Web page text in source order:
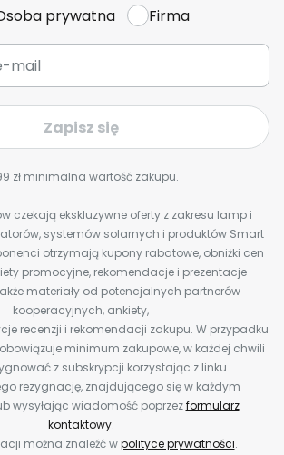
prywatna Firma
Zapisz się
zł minimalna wartość zakupu.
czekają ekskluzywne oferty z zakresu lamp i
systemów solarnych i produktów Smart
otrzymają kupony rabatowe, obniżki cen
promocyjne, rekomendacje i prezentacje
materiały od potencjalnych partnerów
kooperacyjnych, ankiety,
recenzji i rekomendacji zakupu. W przypadku
minimum zakupowe, w każdej chwili
z subskrypcji korzystając z linku
rezygnację, znajdującego się w każdym
wysyłając wiadomość poprzezformularz
kontaktowy.
można znaleźć wpolityce prywatności.